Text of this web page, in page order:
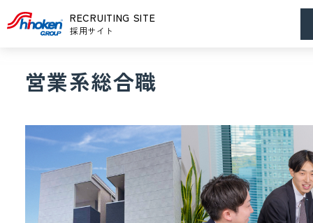
RECRUITING SITE
採用サイト
営業系総合職